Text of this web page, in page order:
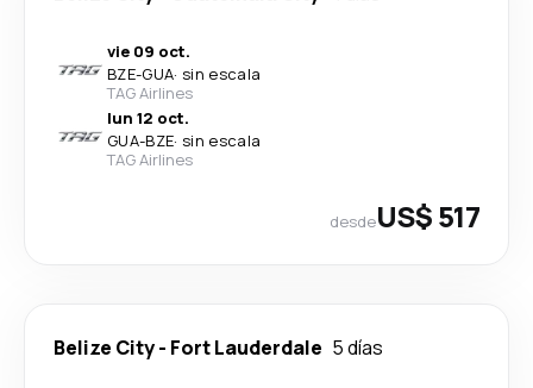
vie 09 oct.
BZE-GUA· sin escala
TAG Airlines
lun 12 oct.
GUA-BZE· sin escala
TAG Airlines
desdeUS$ 517
Belize City- Fort Lauderdale 5 días